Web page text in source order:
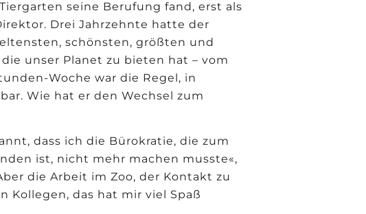
seine Berufung fand, erst als
Drei Jahrzehnte hatte der
schönsten, größten und
unser Planet zu bieten hat – vom
Woche war die Regel, in
Wie hat er den Wechsel zum
dass ich die Bürokratie, die zum
ist, nicht mehr machen musste«,
die Arbeit im Zoo, der Kontakt zu
Kollegen, das hat mir viel Spaß